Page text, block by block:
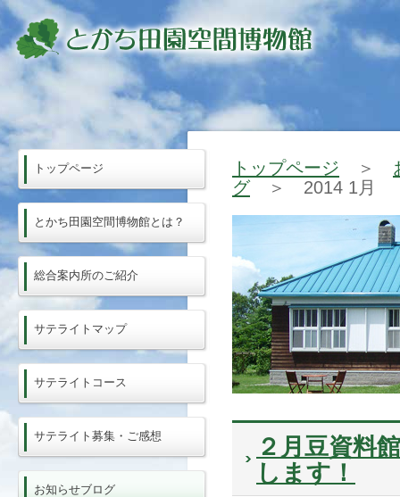
トップページ ＞
グ＞ 2014 1月
２月豆資料
します！
トップページ
とかち田園空間博物館とは？
総合案内所のご紹介
サテライトマップ
サテライトコース
サテライト募集・ご感想
お知らせブログ